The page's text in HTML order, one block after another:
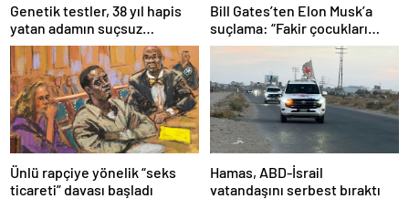
Genetik testler, 38 yıl hapis
yatan adamın suçsuz
olduğunu ortaya çıkardı
Bill Gates’ten Elon Musk’a
suçlama: “Fakir çocukları
öldürdü”
Ünlü rapçiye yönelik “seks
ticareti” davası başladı
Hamas, ABD-İsrail
vatandaşını serbest bıraktı